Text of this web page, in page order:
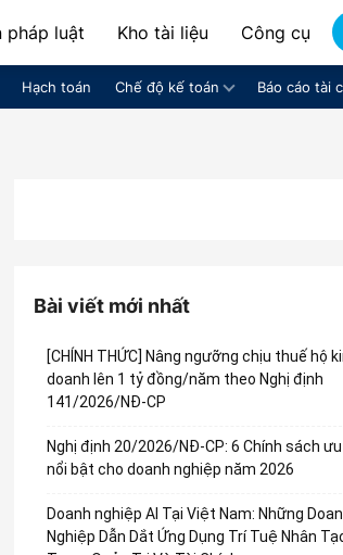
pháp luật Kho tài liệu Công cụ
Hạch toán Chế độ kế toán Báo cáo tài
Bài viết mới nhất
[CHÍNH THỨC] Nâng ngưỡng chịu thuế hộ
doanh lên 1 tỷ đồng/năm theo Nghị định
141/2026/NĐ-CP
Nghị định 20/2026/NĐ-CP: 6 Chính sách
nổi bật cho doanh nghiệp năm 2026
Doanh nghiệp AI Tại Việt Nam: Những
Nghiệp Dẫn Dắt Ứng Dụng Trí Tuệ Nhân